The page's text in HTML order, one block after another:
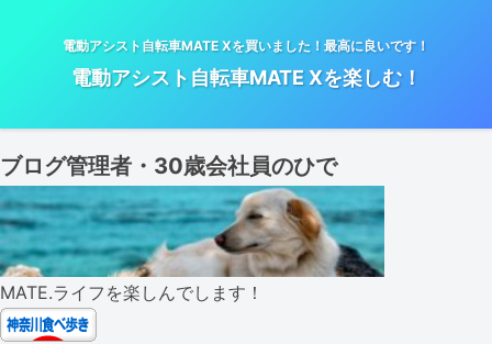
電動アシスト自転車MATE Xを買いました！最高に良いです！
電動アシスト自転車MATE Xを楽しむ！
ブログ管理者・30歳会社員のひで
MATE.ライフを楽しんでします！